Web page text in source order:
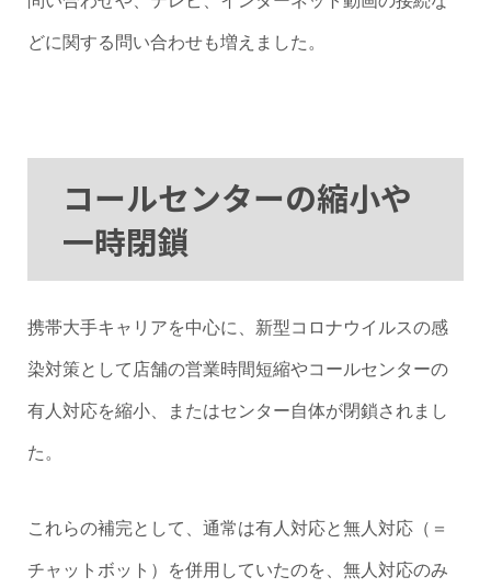
どに関する問い合わせも増えました。
コールセンターの縮小や
一時閉鎖
携帯大手キャリアを中心に、新型コロナウイルスの感
染対策として店舗の営業時間短縮やコールセンターの
有人対応を縮小、またはセンター自体が閉鎖されまし
た。
これらの補完として、通常は有人対応と無人対応（＝
チャットボット）を併用していたのを、無人対応のみ